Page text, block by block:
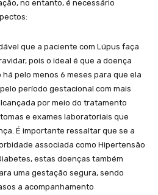
no entanto, é necessário
que a paciente com Lúpus faça
pois o ideal é que a doença
pelo menos 6 meses para que ela
período gestacional com mais
por meio do tratamento
e exames laboratoriais que
É importante ressaltar que se a
associada como Hipertensão
estas doenças também
uma gestação segura, sendo
a acompanhamento